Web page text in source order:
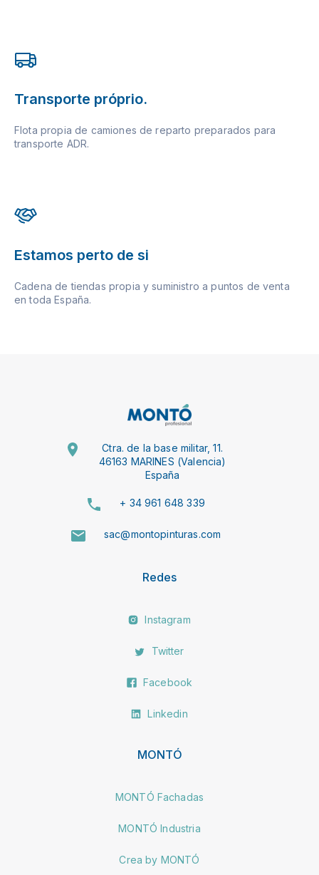
Transporte próprio.
Flota propia de camiones de reparto preparados para
transporte ADR.
Estamos perto de si
Cadena de tiendas propia y suministro a puntos de venta
en toda España.
Ctra. de la base militar, 11.
46163 MARINES (Valencia)
España
+ 34 961 648 339
sac@montopinturas.com
Redes
Instagram
Twitter
Facebook
Linkedin
MONTÓ
MONTÓ Fachadas
MONTÓ Industria
Crea by MONTÓ